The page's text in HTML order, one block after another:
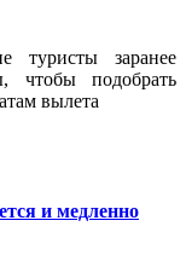
туристы заранее
подобрать
вылета
и медленно